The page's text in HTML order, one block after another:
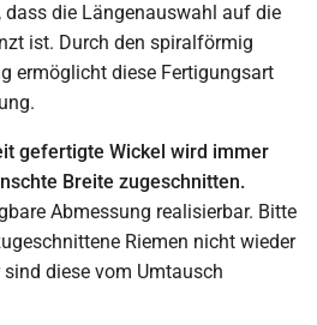
dass die Längenauswahl auf die
ist. Durch den spiralförmig
ermöglicht diese Fertigungsart
gefertigte Wickel wird immer
Breite zugeschnitten.
Abmessung realisierbar. Bitte
Riemen nicht wieder
diese vom Umtausch